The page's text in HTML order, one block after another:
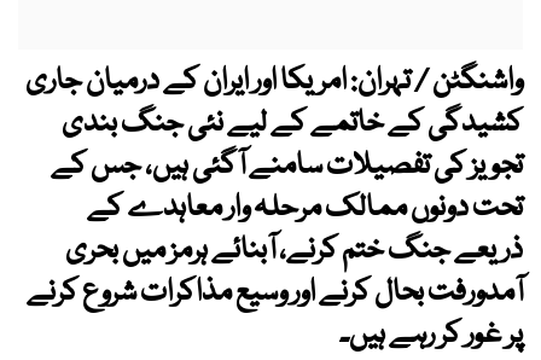
واشنگٹن / تہران: امریکا اور ایران کے درمیان جاری
کشیدگی کے خاتمے کے لیے نئی جنگ بندی
تجویز کی تفصیلات سامنے آگئی ہیں، جس کے
تحت دونوں ممالک مرحلہ وار معاہدے کے
ذریعے جنگ ختم کرنے، آبنائے ہرمز میں بحری
آمدورفت بحال کرنے اور وسیع مذاکرات شروع کرنے
پر غور کر رہے ہیں۔